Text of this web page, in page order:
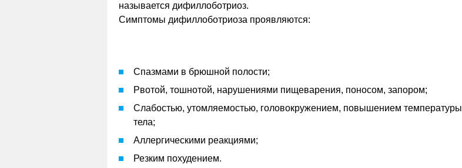
называется дифиллоботриоз.
Симптомы дифиллоботриоза проявляются:
Спазмами в брюшной полости;
Рвотой, тошнотой, нарушениями пищеварения, поносом, запором;
Слабостью, утомляемостью, головокружением, повышением температуры
тела;
Аллергическими реакциями;
Резким похудением.